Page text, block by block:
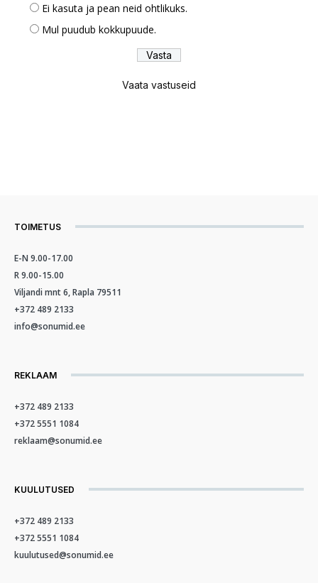
Ei kasuta ja pean neid ohtlikuks.
Mul puudub kokkupuude.
Vaata vastuseid
TOIMETUS
E-N 9.00-17.00
R 9.00-15.00
Viljandi mnt 6, Rapla 79511
+372 489 2133
info@sonumid.ee
REKLAAM
+372 489 2133
+372 5551 1084
reklaam@sonumid.ee
KUULUTUSED
+372 489 2133
+372 5551 1084
kuulutused@sonumid.ee